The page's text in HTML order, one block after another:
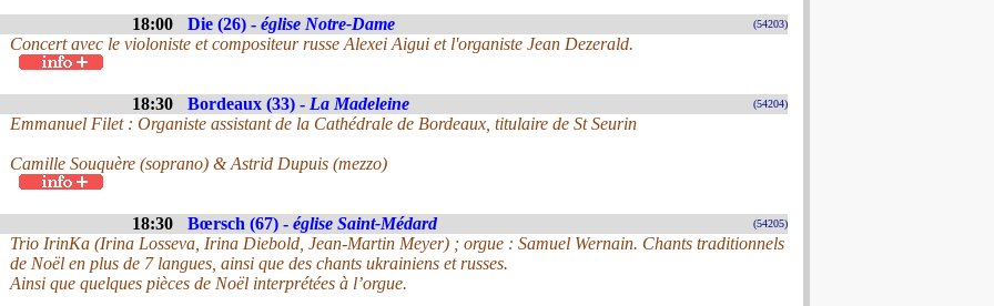
18:00 Die (26) - église Notre-Dame (54203)
Concert avec le violoniste et compositeur russe Alexei Aigui et l'organiste Jean Dezerald.
18:30 Bordeaux (33) - La Madeleine (54204)
Emmanuel Filet : Organiste assistant de la Cathédrale de Bordeaux, titulaire de St Seurin
Camille Souquère (soprano) & Astrid Dupuis (mezzo)
18:30 Bœrsch (67) - église Saint-Médard (54205)
Trio IrinKa (Irina Losseva, Irina Diebold, Jean-Martin Meyer) ; orgue : Samuel Wernain. Chants traditionnels
de Noël en plus de 7 langues, ainsi que des chants ukrainiens et russes.
Ainsi que quelques pièces de Noël interprétées à l’orgue.